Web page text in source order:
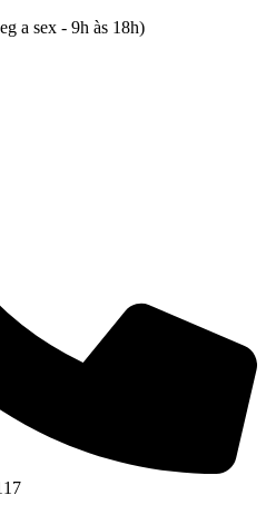
a sex - 9h às 18h)